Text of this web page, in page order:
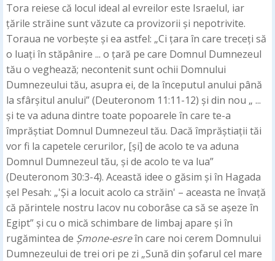
Tora reiese că locul ideal al evreilor este Israelul, iar
țările străine sunt văzute ca provizorii și nepotrivite.
Toraua ne vorbește și ea astfel: „Ci țara în care treceți să
o luați în stăpânire ... o țară pe care Domnul Dumnezeul
tău o veghează; necontenit sunt ochii Domnului
Dumnezeului tău, asupra ei, de la începutul anului până
la sfârșitul anului” (Deuteronom 11:11-12) și din nou „ ...
și te va aduna dintre toate popoarele în care te-a
împrăștiat Domnul Dumnezeul tău. Dacă împrăștiații tăi
vor fi la capetele cerurilor, [și] de acolo te va aduna
Domnul Dumnezeul tău, și de acolo te va lua”
(Deuteronom 30:3-4). Această idee o găsim și în Hagada
șel Pesah: „'Și a locuit acolo ca străin' – aceasta ne învață
că părintele nostru Iacov nu coborâse ca să se așeze în
Egipt” și cu o mică schimbare de limbaj apare și în
rugămintea de Șmone-esreîn care noi cerem Domnului
Dumnezeului de trei ori pe zi „Sună din șofarul cel mare